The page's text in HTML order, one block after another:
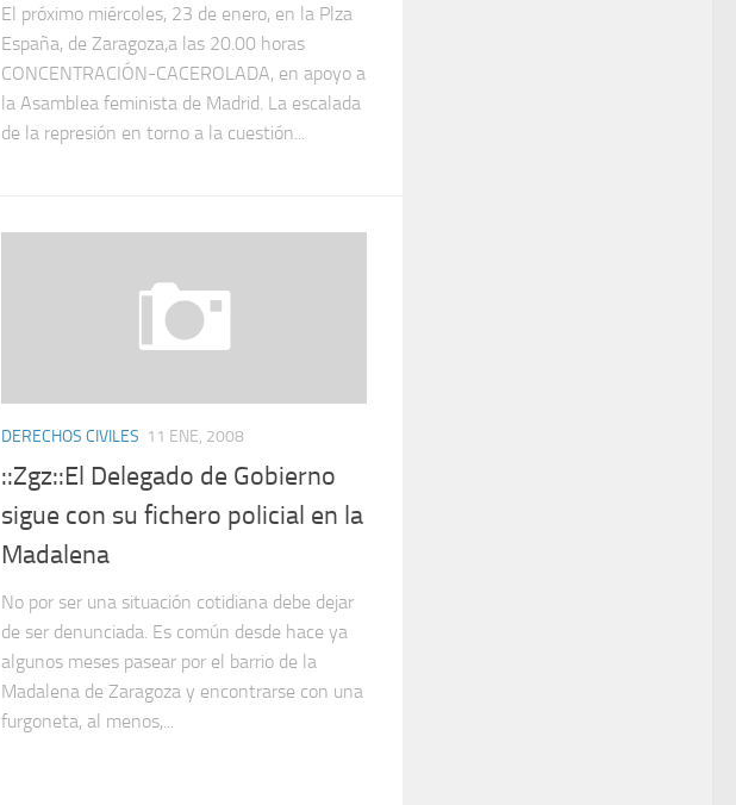
El próximo miércoles, 23 de enero, en la Plza
España, de Zaragoza,a las 20.00 horas
CONCENTRACIÓN-CACEROLADA, en apoyo a
la Asamblea feminista de Madrid. La escalada
de la represión en torno a la cuestión...
DERECHOS CIVILES 11 ENE, 2008
::Zgz::El Delegado de Gobierno
sigue con su fichero policial en la
Madalena
No por ser una situación cotidiana debe dejar
de ser denunciada. Es común desde hace ya
algunos meses pasear por el barrio de la
Madalena de Zaragoza y encontrarse con una
furgoneta, al menos,...